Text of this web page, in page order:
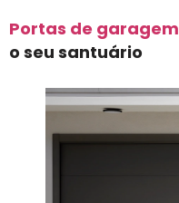
Portas de garagem
o seu santuário